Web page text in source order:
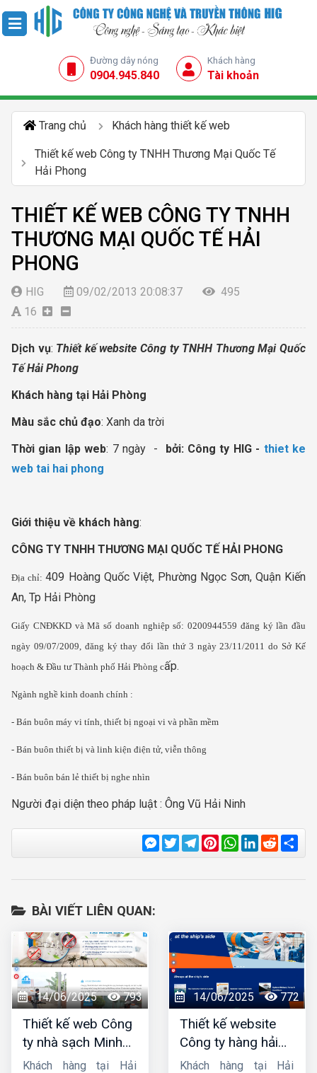
Đường dây nóng
0904.945.840
Khách hàng
Tài khoản
Trang chủ Khách hàng thiết kế web
Thiết kế web Công ty TNHH Thương Mại Quốc Tế
Hải Phong
THIẾT KẾ WEB CÔNG TY TNHH
THƯƠNG MẠI QUỐC TẾ HẢI
PHONG
HIG 09/02/2013 20:08:37
495
16
Dịch vụ: Thiết kế website Công ty TNHH Thương Mại Quốc
Tế Hải Phong
Khách hàng tại Hải Phòng
Màu sắc chủ đạo: Xanh da trời
Thời gian lập web: 7 ngày - bởi: Công ty HIG - thiet ke
web tai hai phong
Giới thiệu về khách hàng:
CÔNG TY TNHH THƯƠNG MẠI QUỐC TẾ HẢI PHONG
Địa chỉ: 409 Hoàng Quốc Việt, Phường Ngọc Sơn, Quận Kiến
An, Tp Hải Phòng
Giấy CNĐKKD và Mã số doanh nghiệp số: 0200944559 đăng ký lần đầu
ngày 09/07/2009, đăng ký thay đổi lần thứ 3 ngày 23/11/2011 do Sở Kế
hoạch & Đầu tư Thành phố Hải Phòng cấp.
Ngành nghề kinh doanh chính :
- Bán buôn máy vi tính, thiết bị ngoại vi và phần mềm
- Bán buôn thiết bị và linh kiện điện tử, viễn thông
- Bán buôn bán lẻ thiết bị nghe nhìn
Người đại diện theo pháp luật : Ông Vũ Hải Ninh
Messenger
TwitterTelegram
Pinterest
WhatsApp
LinkedIn
Reddit
BÀI VIẾT LIÊN QUAN:
14/06/2025 793
Thiết kế web Công
ty nhà sạch Minh
Dương
Khách hàng tại Hải
14/06/2025 772
Thiết kế website
Công ty hàng hải
liên minh
Khách hàng tại Hải